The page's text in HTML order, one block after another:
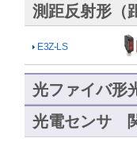
測距反射形（
E3Z-LS
光ファイバ形
光電センサ